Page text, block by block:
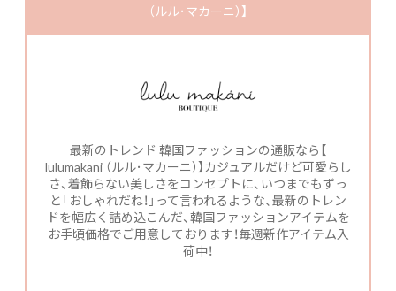
（ルル･マカーニ）】
最新のトレンド 韓国ファッションの通販なら【
lulumakani （ルル･マカーニ）】カジュアルだけど可愛らし
さ、着飾らない美しさをコンセプトに、いつまでもずっ
と「おしゃれだね！」って言われるような、最新のトレン
ドを幅広く詰め込こんだ、韓国ファッションアイテムを
お手頃価格でご用意しております！毎週新作アイテム入
荷中！